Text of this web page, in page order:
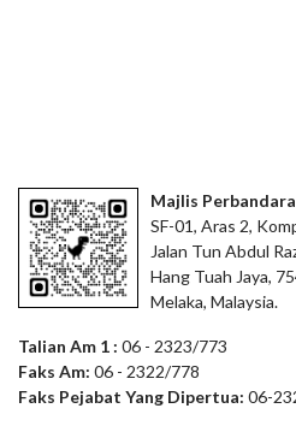
Majlis
SF-01, Aras 2,
Jalan Tun Abdul
Hang Tuah Jaya,
Melaka, Malaysia.
Talian Am 1 : 06 - 2323/773
Faks Am: 06 - 2322/778
Faks Pejabat Yang Dipertua: 06-